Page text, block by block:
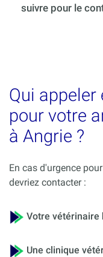
suivre pour le
Qui appeler
pour votre
à Angrie ?
En cas d'urgence
devriez contacter :
Votre vétérinaire
Une clinique